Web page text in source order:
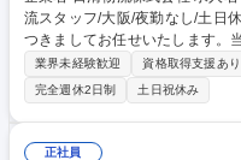
流スタッフ/大阪/夜勤なし/土日休み】 仕事の内容 以下のいずれ
つきましてお任せいたします。
業務に慣れた後にジョブローテーションが
オイリオの食用油の原料となる
ン業務。具体的にはタンクロー
業、タンク設備管理、在庫管理
製品となる食用油のローリー車
業界未経験歓迎 資格取得支援あり
完全週休2日制
土日祝休み
正社員